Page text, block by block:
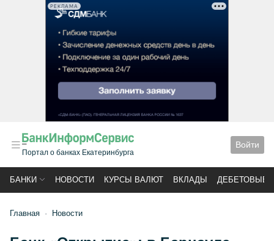
РЕКЛАМА
Портал о банках Екатеринбурга
Войти
БАНКИ НОВОСТИ КУРСЫ ВАЛЮТ ВКЛАДЫ ДЕБЕТОВЫЕ
Главная Новости